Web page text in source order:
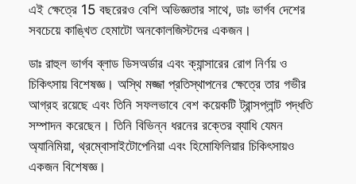
এই ক্ষেত্রে 15 বছরেরও বেশি অভিজ্ঞতার সাথে, ডাঃ ভার্গব দেশের
সবচেয়ে কাঙ্খিত হেমাটো অনকোলজিস্টদের একজন।
ডাঃ রাহুল ভার্গব ব্লাড ডিসঅর্ডার এবং ক্যান্সারের রোগ নির্ণয় ও
চিকিৎসায় বিশেষজ্ঞ। অস্থি মজ্জা প্রতিস্থাপনের ক্ষেত্রে তার গভীর
আগ্রহ রয়েছে এবং তিনি সফলভাবে বেশ কয়েকটি ট্রান্সপ্লান্ট পদ্ধতি
সম্পাদন করেছেন। তিনি বিভিন্ন ধরনের রক্তের ব্যাধি যেমন
অ্যানিমিয়া, থ্রম্বোসাইটোপেনিয়া এবং হিমোফিলিয়ার চিকিৎসায়ও
একজন বিশেষজ্ঞ।